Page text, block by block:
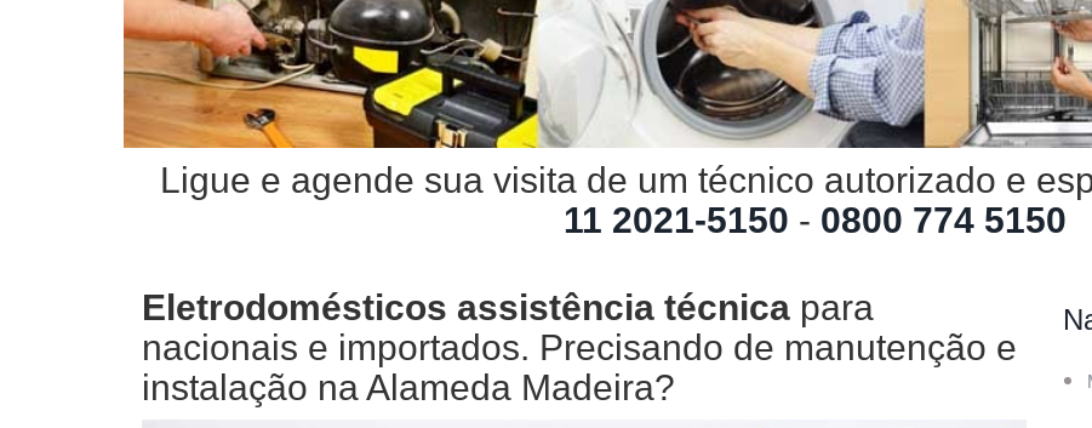
Ligue e agende sua visita de um técnico autorizado e
11 2021-5150 - 0800 774 5150
Eletrodomésticos assistência técnica para
nacionais e importados. Precisando de manutenção e
instalação na Alameda Madeira?